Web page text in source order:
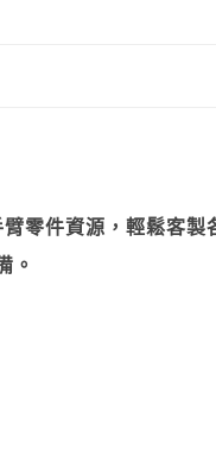
零件資源，輕鬆客製
。